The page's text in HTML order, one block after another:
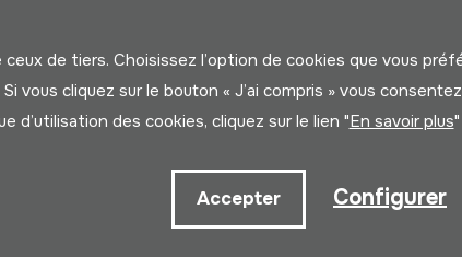
de tiers. Choisissez l’option de cookies que vous
vous cliquez sur le bouton « J’ai compris » vous
d’utilisation des cookies, cliquez sur le lien "En savoir plus
Accepter Configurer